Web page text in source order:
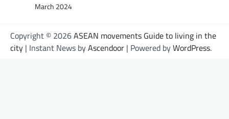
March 2024
Copyright © 2026ASEAN movements Guide to living in the
city | Instant News byAscendoor | Powered byWordPress.